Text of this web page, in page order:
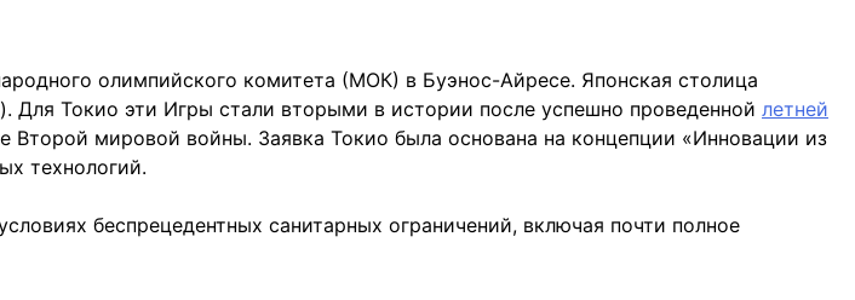
олимпийского комитета (МОК) в Буэнос-Айресе. Японская столица
Для Токио эти Игры стали вторыми в истории после успешно проведенной летней
Второй мировой войны. Заявка Токио была основана на концепции «Инновации из
технологий.
беспрецедентных санитарных ограничений, включая почти полное